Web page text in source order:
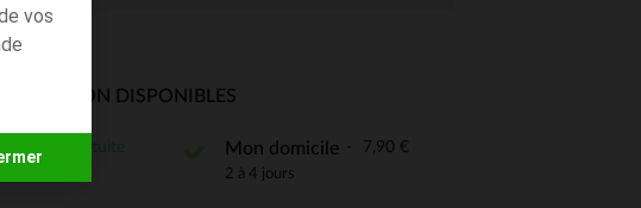
vos
LIVRAISON DISPONIBLES
Mon domicile 7,90 €
2 à 4 jours